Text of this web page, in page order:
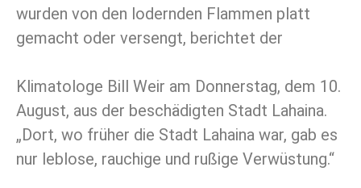
wurden von den lodernden Flammen platt
gemacht oder versengt, berichtet der
Klimatologe Bill Weir am Donnerstag, dem 10.
August, aus der beschädigten Stadt Lahaina.
„Dort, wo früher die Stadt Lahaina war, gab es
nur leblose, rauchige und rußige Verwüstung.“